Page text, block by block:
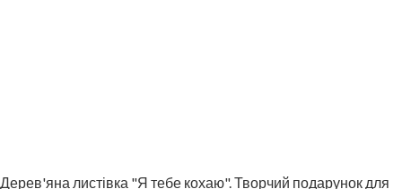
Дерев'яна листівка "Я тебе кохаю". Творчий подарунок для